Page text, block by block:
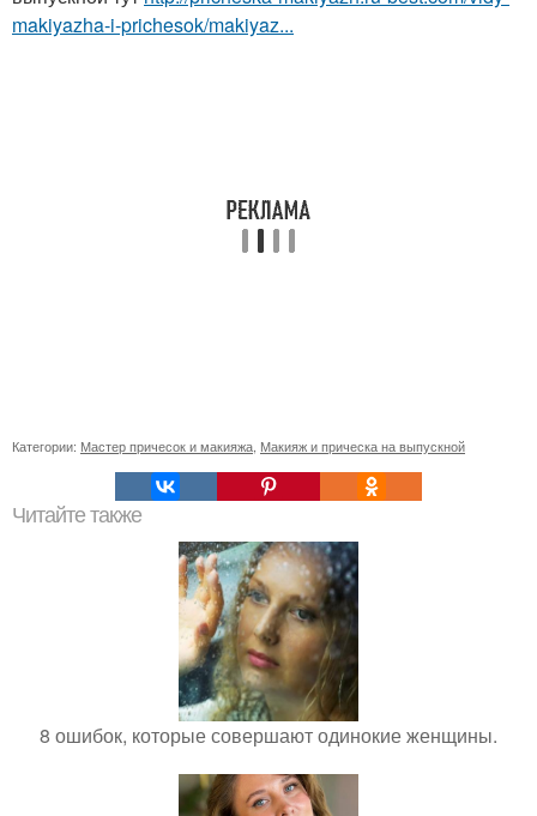
makiyazha-i-prichesok/makiyaz...
Категории: Мастер причесок и макияжа Макияж и прическа на выпускной
Читайте также
8 ошибок, которые совершают одинокие женщины.